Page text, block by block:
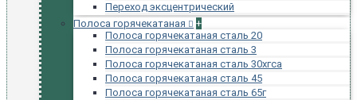
Переход эксцентрический
Полоса горячекатаная
+
Полоса горячекатаная сталь 20
Полоса горячекатаная сталь 3
Полоса горячекатаная сталь 30хгса
Полоса горячекатаная сталь 45
Полоса горячекатаная сталь 65г